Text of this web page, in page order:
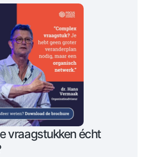
vraagstukken écht